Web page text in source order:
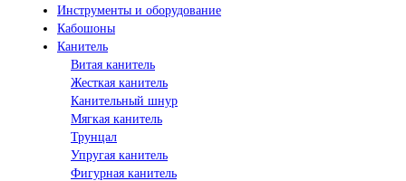
Инструменты и оборудование
Кабошоны
Канитель
Витая канитель
Жесткая канитель
Канительный шнур
Мягкая канитель
Трунцал
Упругая канитель
Фигурная канитель